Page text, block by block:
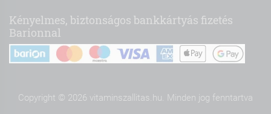
Kényelmes, biztonságos bankkártyás fizetés
Barionnal
Copyright © 2026 vitaminszallitas.hu. Minden jog fenntartva